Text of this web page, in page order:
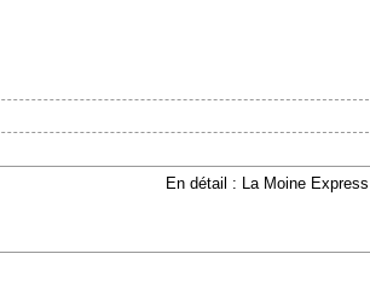
En détail : La Moine Express